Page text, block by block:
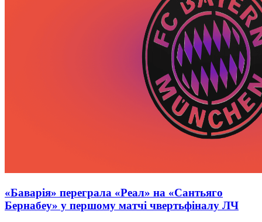
«Баварія» переграла «Реал» на «Сантьяго
Бернабеу» у першому матчі чвертьфіналу ЛЧ